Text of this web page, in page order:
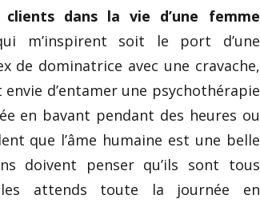
dans la vie d’une femme
m’inspirent soit le port d’une
de dominatrice avec une cravache,
d’entamer une psychothérapie
en bavant pendant des heures ou
que l’âme humaine est une belle
doivent penser qu’ils sont tous
attends toute la journée en